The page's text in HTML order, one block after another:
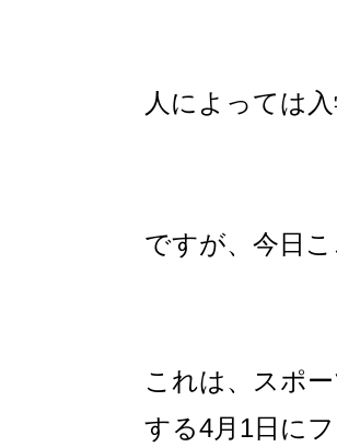
人によっては
ですが、今日
これは、スポ
する4月1日に